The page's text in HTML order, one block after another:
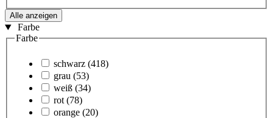
Alle anzeigen
Farbe
Farbe
schwarz (418)
grau (53)
weiß (34)
rot (78)
orange (20)